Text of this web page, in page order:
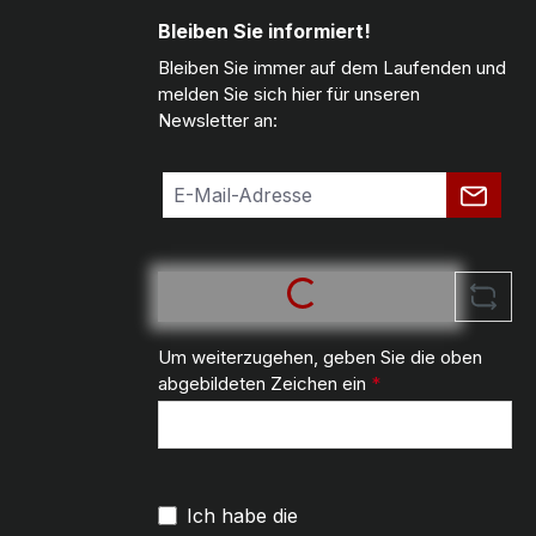
Bleiben Sie informiert!
Bleiben Sie immer auf dem Laufenden und
melden Sie sich hier für unseren
Newsletter an:
Um weiterzugehen, geben Sie die oben
abgebildeten Zeichen ein *
Ich habe die